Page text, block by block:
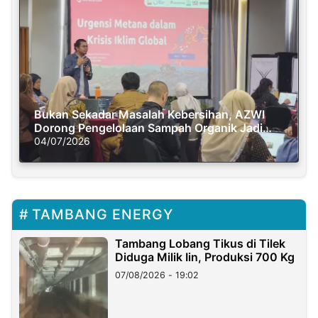
Bukan Sekadar Masalah Kebersihan, AZWI
Dorong Pengelolaan Sampah Organik Jadi
Solusi Krisis Iklim
04/07/2026
TAMBANG ENERGY
Tambang Lobang Tikus di Tilek
Diduga Milik Iin, Produksi 700 Kg
07/08/2026 - 19:02